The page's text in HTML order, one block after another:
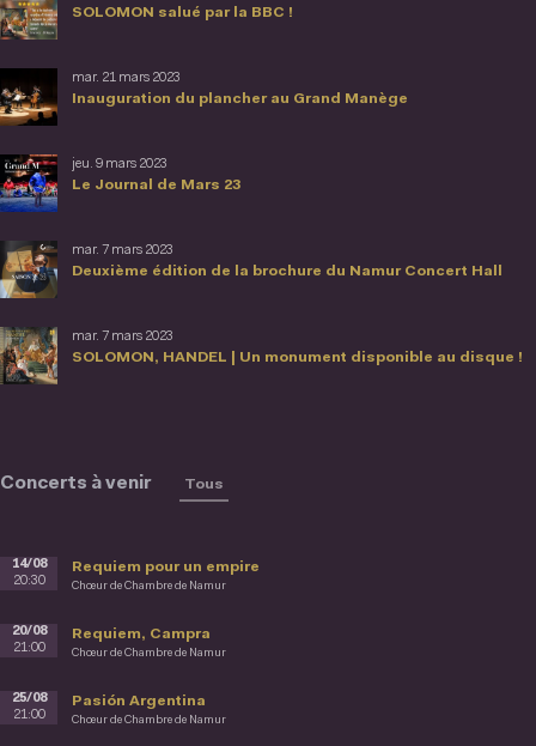
SOLOMON salué par la BBC !
Inauguration du plancher au Grand Manège
mar. 21 mars 2023
Le Journal de Mars 23
jeu. 9 mars 2023
Deuxième édition de la brochure du Namur Concert Hall
mar. 7 mars 2023
SOLOMON, HANDEL | Un monument disponible au disque !
mar. 7 mars 2023
Concerts à venir Tous
Requiem pour un empire
Chœur de Chambre de Namur
14/08
20:30
Requiem, Campra
Chœur de Chambre de Namur
20/08
21:00
Pasión Argentina
Chœur de Chambre de Namur
25/08
21:00